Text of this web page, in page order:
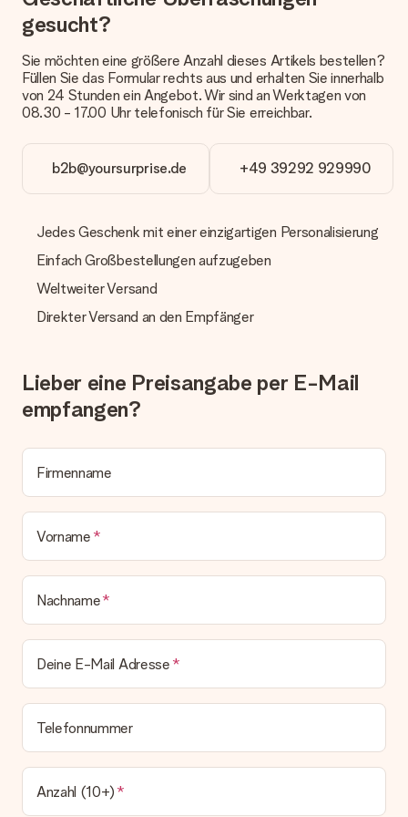
Päckchen versendet. Möchtest du wissen, ob es als Paket
oder Päckchen geliefert wird, kontaktiere bitte unseren
Zahlung
Wie kann ich meine Bestellung bezahlen?
mit normaler Überweisung, Sofortüberweisung, Paypal,
Kreditkarte oder auf Rechnung über Klarna. Bei einer
manuellen Überweisung verlängert sich die Lieferzeit des
Geschenks jedoch um 3 Werktage.
Geschenk empfangen
Was, wenn das Geschenk meine Erwartungen nicht
erfüllt?
Sollte das Geschenk wider Erwarten deine Erwartungen nicht
erfüllen, bitten wir dich, unseren Kundenservice zu
Wird die Rechnung mit der Bestellung mitverschickt?
Alle Lieferungen erfolgen ohne Rechnung und/oder
Lieferschein. Die Rechnung zu deiner Bestellung erhältst du
deinem MySurprise Account einsehen. Du kannst das
Geschenk also direkt beim Empfänger liefern lassen und es
gesucht?
Sie möchten eine größere Anzahl dieses Artikels bestellen?
Füllen Sie das Formular rechts aus und erhalten Sie innerhalb
von 24 Stunden ein Angebot. Wir sind an Werktagen von
08.30 - 17.00 Uhr telefonisch für Sie erreichbar.
b2b@yoursurprise.de +49 39292 929990
Jedes Geschenk mit einer einzigartigen Personalisierung
Einfach Großbestellungen aufzugeben
Weltweiter Versand
Direkter Versand an den Empfänger
Lieber eine Preisangabe per E-Mail
empfangen?
Firmenname
Vorname
Nachname
Deine E-Mail Adresse
Telefonnummer
Anzahl (10+)